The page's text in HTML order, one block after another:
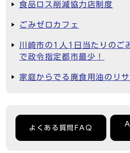
食品ロス削減協力店制度
ごみゼロカフェ
川崎市の1人1日当たりのご
で政令指定都市最少！
家庭からでる廃食用油のリ
よくある質問FAQ